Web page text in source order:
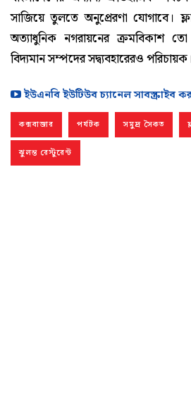
সাজিয়ে তুলতে অনুপ্রেরণা যোগাবে।
অত্যাধুনিক নগরায়নের ক্রমবিকাশ
বিদ্যমান সম্পদের সদ্ব্যবহারেরও
ইউএনবি ইউটিউব চ্যানেল সাবস্ক্রাইব
কক্সবাজার পর্যটক সমুদ্র সৈকত
ঝুলন্ত রেস্টুরেন্ট